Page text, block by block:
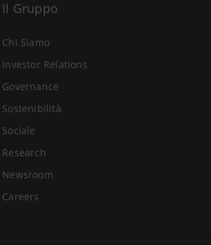
Il Gruppo
Chi Siamo
Investor Relations
Governance
Sostenibilità
Sociale
Research
Newsroom
Careers